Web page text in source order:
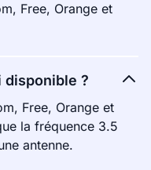
Free, Orange et
disponible ?
Free, Orange et
la fréquence 3.5
antenne.